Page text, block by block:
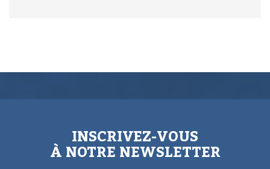
INSCRIVEZ-VOUS
À NOTRE NEWSLETTER